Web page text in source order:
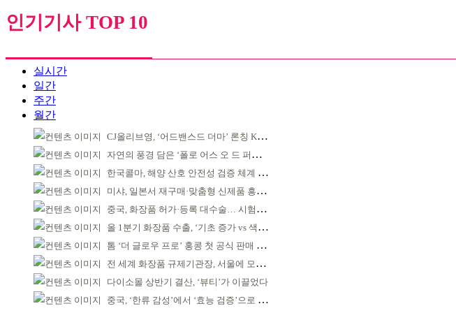
인기기사 TOP 10
실시간
일간
주간
월간
CJ올리브영, ‘어드밴스드 더마’ 론칭 K더마 육성 박차
자연의 풍경 담은 ‘폴로 어스 오 드 퍼퓸’ 4종 출시
한국콜마, 해양 산호 안전성 검증 체계 구축
미샤, 일본서 재구매·맞춤형 신제품 흥행 ‘쌍끌이’
중국, 화장품 허가·등록 대수술… 시험자료 공용 허용
올 1분기 화장품 수출, ‘기초 증가 vs 색조 감소’
톰 ‘더 글로우 프로’ 홍콩 첫 공식 판매 완판
전 세계 화장품 규제기관장, 서울에 모인다
다이소몰 상반기 결산, ‘뷰티’가 이끌었다
중국, ‘한류 감성’에서 ‘효능 검증’으로 중심 이동